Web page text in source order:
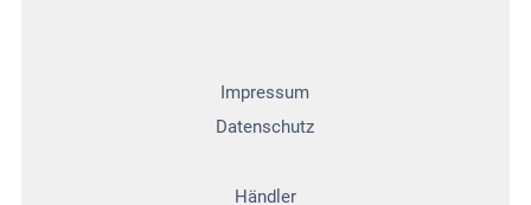
Impressum
Datenschutz
Händler